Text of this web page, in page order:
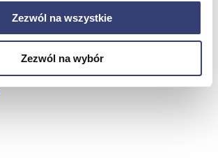
Zezwól na wszystkie
Zezwól na wybór